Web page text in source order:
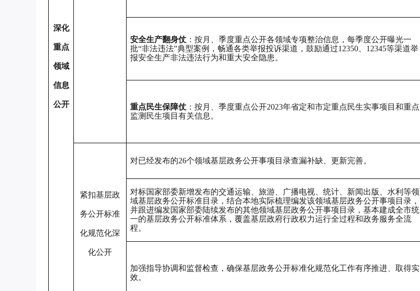
深化
重点
领域
信息
公开
安全生产翻身仗 ：按月、季度重点公开各领域专项整治信息，每季度公开曝光一
批“非法违法”典型案例，畅通各类举报投诉渠道，鼓励通过12350
12345等渠道举
报安全生产非法违法行为和重大安全隐患 。
重点民生保障仗 ：按月、季度重点公开2023年省定和市定重点民生实事项目和重点
监测民生项目有关信息 。
紧扣基层政
务公开标准
化规范化深
化公开
对已经发布的26个领域基层政务公开事项目录查漏补缺、更新完善。
对标国家部委新增发布的交通运输、旅游、广播电视、统计、新闻出版、水利等领
域基层政务公开标准目录，结合本地实际梳理编发该领域基层政务公开事项目录，
并跟进编发国家部委陆续发布的其他领域基层政务公开事项目录，基本建成全市统
一的基层政务公开标准体系，覆盖基层政府行政权力运行全过程和政务服务全流
程。
加强指导协调和监督检查，确保基层政务公开标准化规范化工作有序推进、取得实
效。